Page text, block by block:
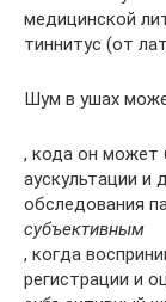
медицинской
тиннитус (от
Шум в ушах
, кода он может
аускультации и
обследования
субъективным
, когда
регистрации и